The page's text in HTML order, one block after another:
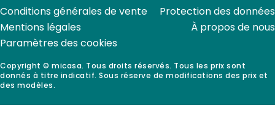
Copyright © micasa. Tous droits réservés. Tous les prix sont
donnés à titre indicatif. Sous réserve de modifications des prix et
des modèles.
Conditions générales de vente
Protection des données
Mentions légales
À propos de nous
Paramètres des cookies